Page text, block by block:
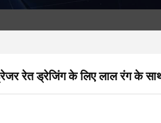
रेत ड्रेजिंग के लिए लाल रंग के